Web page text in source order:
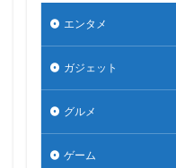
エンタメ
ガジェット
グルメ
ゲーム